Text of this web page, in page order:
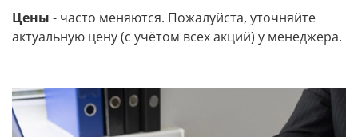
Цены - часто меняются. Пожалуйста, уточняйте
актуальную цену (с учётом всех акций) у менеджера.